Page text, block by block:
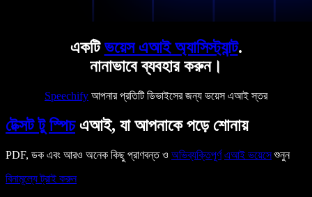
একটিভয়েস এআই অ্যাসিস্ট্যান্ট.
নানাভাবে ব্যবহার করুন।
Speechify আপনার প্রতিটি ডিভাইসের জন্য ভয়েস এআই স্তর
টেক্সট টু স্পিচএআই, যা আপনাকে পড়ে শোনায়
PDF, ডক এবং আরও অনেক কিছু প্রাণবন্ত ও অভিব্যক্তিপূর্ণ এআই ভয়েসেশুনুন
বিনামূল্যে ট্রাই করুন